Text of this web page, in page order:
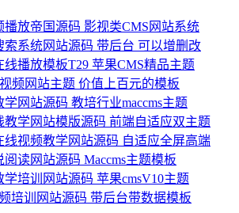
播放帝国源码 影视类CMS网站系统
索系统网站源码 带后台 可以增删改
线播放模板T29 苹果CMS精品主题
频网站主题 价值上百元的模板
网站源码 教培行业maccms主题
教学网站模版源码 前端自适应双主题
线视频教学网站源码 自适应全屏高端
读网站源码 Maccms主题模板
培训网站源码 苹果cmsV10主题
培训网站源码 带后台带数据模板